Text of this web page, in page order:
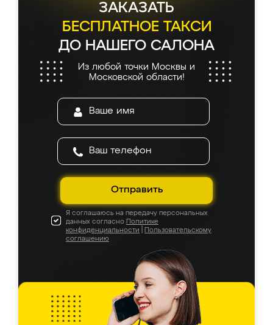
ЗАКАЗАТЬ
БЕСПЛАТНОЕ ТАКСИ
ДО НАШЕГО САЛОНА
Из любой точки Москвы и
Московской области!
Отправить
Я соглашаюсь на передачу персональных
данных согласно Политике
конфиденциальности
Пользовательскому
соглашению